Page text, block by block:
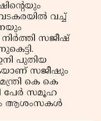
വച്ച്
സജീഷ്
പുതിയ
സജീഷും
കെ കെ
പേര്‍ സമൂഹ
ആശംസകള്‍